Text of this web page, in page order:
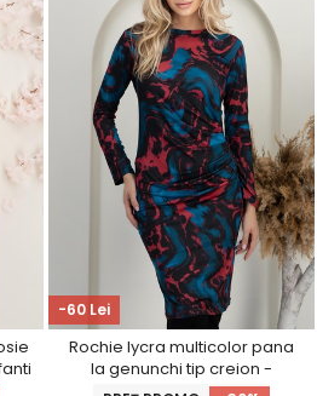
-60 Lei
Rochie lycra multicolor pana
la genunchi tip creion -
StarShinerS